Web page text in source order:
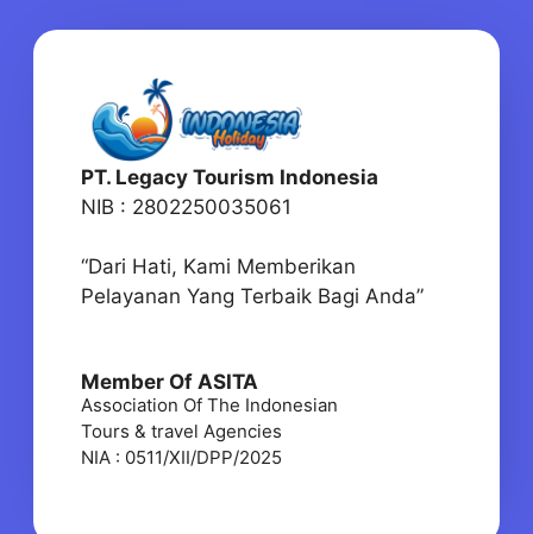
PT. Legacy Tourism Indonesia
NIB : 2802250035061
“Dari Hati, Kami Memberikan
Pelayanan Yang Terbaik Bagi Anda”
Member Of ASITA
Association Of The Indonesian
Tours & travel Agencies
NIA : 0511/XII/DPP/2025